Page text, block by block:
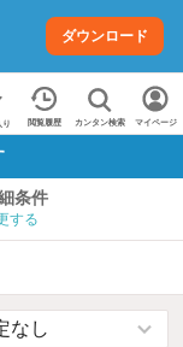
ダウンロード
り 閲覧履歴 カンタン検索 マイページ
条件
する